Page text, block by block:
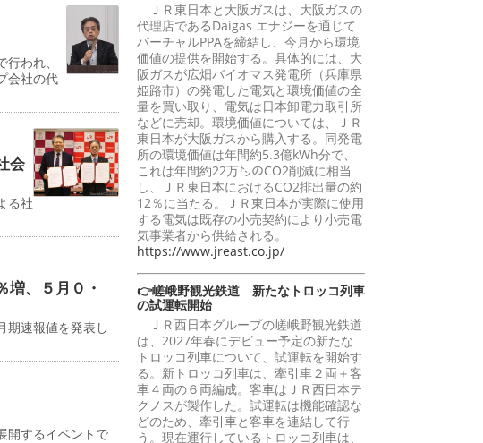
われ、
会社の代
会
る社
、５月０・
期速報値を発表し
開するイベントで
ＪＲ東日本と大阪ガスは、大阪ガスの
代理店であるDaigas エナジーを通じて
バーチャルPPAを締結し、今月から環境
価値の提供を開始する。具体的には、大
阪ガスが広畑バイオマス発電所（兵庫県
姫路市）の発電した電気と環境価値の全
量を買い取り、電気は日本卸電力取引所
などに売却。環境価値については、ＪＲ
東日本が大阪ガスから購入する。同発電
所の環境価値は年間約5.3億kWh分で、
これは年間約22万㌧のCO2削減に相当
し、ＪＲ東日本におけるCO2排出量の約
12％に当たる。ＪＲ東日本が実際に使用
する電気は既存の小売契約により小売電
気事業者から供給される。
https://www.jreast.co.jp/
👉嵯峨野観光鉄道 新たなトロッコ列車
の試運転開始
ＪＲ西日本グループの嵯峨野観光鉄道
は、2027年春にデビュー予定の新たな
トロッコ列車について、試運転を開始す
る。新トロッコ列車は、牽引車２両＋客
車４両の６両編成。客車はＪＲ西日本テ
クノスが製作した。試運転は機能確認な
どのため、牽引車と客車を連結して行
う。現在運行しているトロッコ列車は、